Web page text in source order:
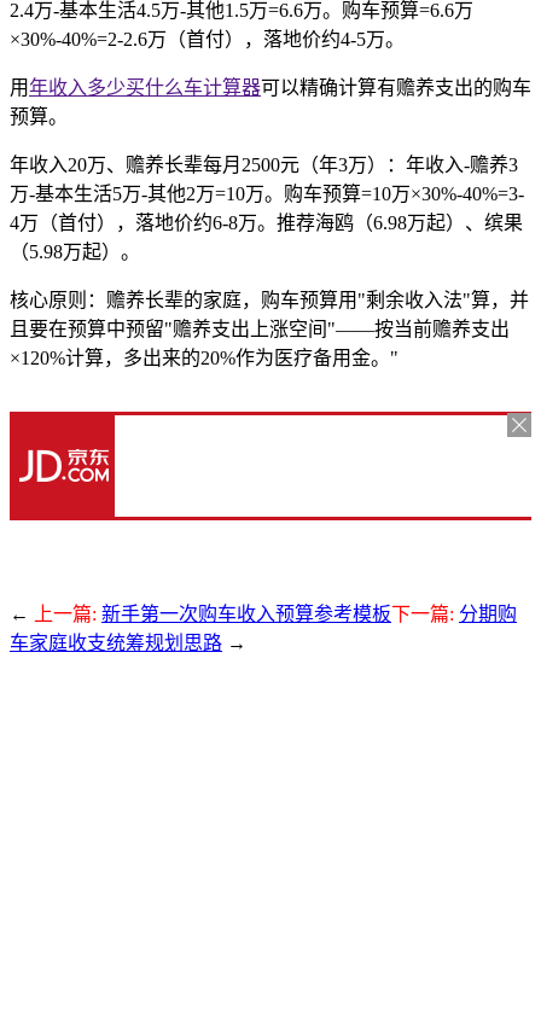
2.4万-基本生活4.5万-其他1.5万=6.6万。购车预算=6.6万
×30%-40%=2-2.6万（首付），落地价约4-5万。
用年收入多少买什么车计算器可以精确计算有赡养支出的购车
预算。
年收入20万、赡养长辈每月2500元（年3万）：年收入-赡养3
万-基本生活5万-其他2万=10万。购车预算=10万×30%-40%=3-
4万（首付），落地价约6-8万。推荐海鸥（6.98万起）、缤果
（5.98万起）。
核心原则：赡养长辈的家庭，购车预算用"剩余收入法"算，并
且要在预算中预留"赡养支出上涨空间"——按当前赡养支出
×120%计算，多出来的20%作为医疗备用金。"
← 上一篇: 新手第一次购车收入预算参考模板下一篇: 分期购
车家庭收支统筹规划思路 →